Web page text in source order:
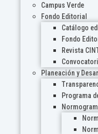
Campus Verde
Fondo Editorial
Catálogo
Fondo
Revista
Planeación y
Programa